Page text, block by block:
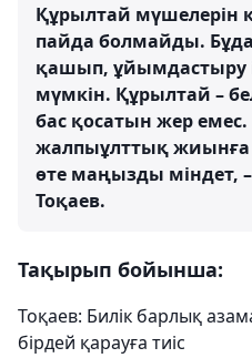
Құрылтай мүшелерін
пайда болмайды.
қашып, ұйымдастыру
мүмкін. Құрылтай –
бас қосатын жер
жалпыұлттық жиынға
өте маңызды міндет,
Тоқаев.
Тақырып бойынша:
Тоқаев: Билік барлық
бірдей қарауға тиіс